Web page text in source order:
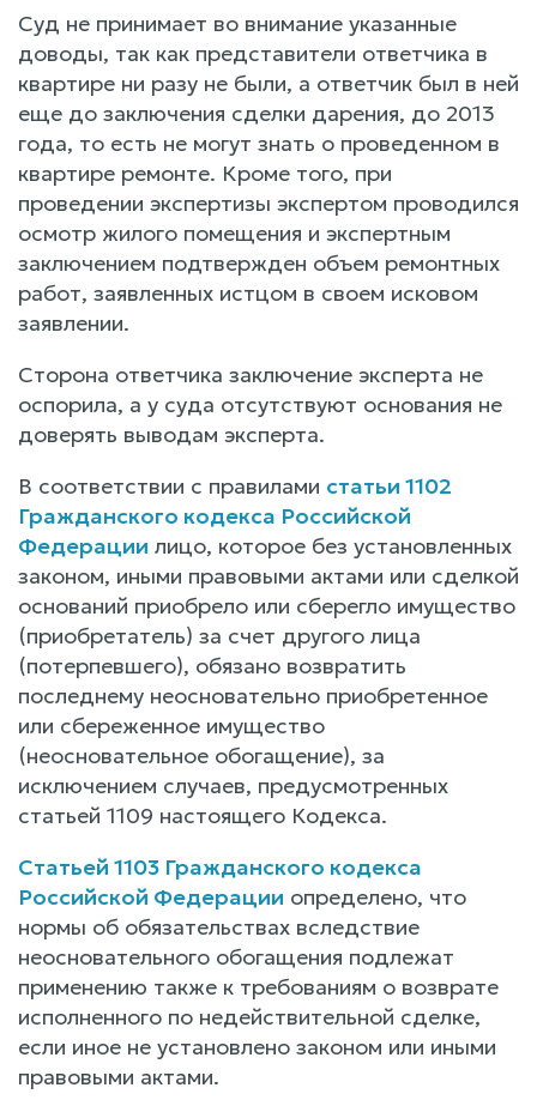
Суд не принимает во внимание указанные
доводы, так как представители ответчика в
квартире ни разу не были, а ответчик был в ней
еще до заключения сделки дарения, до 2013
года, то есть не могут знать о проведенном в
квартире ремонте. Кроме того, при
проведении экспертизы экспертом проводился
осмотр жилого помещения и экспертным
заключением подтвержден объем ремонтных
работ, заявленных истцом в своем исковом
заявлении.
Сторона ответчика заключение эксперта не
оспорила, а у суда отсутствуют основания не
доверять выводам эксперта.
В соответствии с правилами статьи 1102
Гражданского кодекса Российской
Федерации лицо, которое без установленных
законом, иными правовыми актами или сделкой
оснований приобрело или сберегло имущество
(приобретатель) за счет другого лица
(потерпевшего), обязано возвратить
последнему неосновательно приобретенное
или сбереженное имущество
(неосновательное обогащение), за
исключением случаев, предусмотренных
статьей 1109 настоящего Кодекса.
Статьей 1103 Гражданского кодекса
Российской Федерации определено, что
нормы об обязательствах вследствие
неосновательного обогащения подлежат
применению также к требованиям о возврате
исполненного по недействительной сделке,
если иное не установлено законом или иными
правовыми актами.